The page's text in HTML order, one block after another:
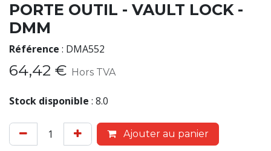
PORTE OUTIL - VAULT LOCK -
DMM
Référence : DMA552
64,42 € Hors TVA
Stock disponible : 8.0
Ajouter au panier